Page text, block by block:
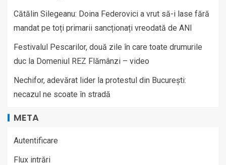
Cătălin Silegeanu: Doina Federovici a vrut să-i lase fără
mandat pe toți primarii sancționați vreodată de ANI
Festivalul Pescarilor, două zile în care toate drumurile
duc la Domeniul REZ Flămânzi – video
Nechifor, adevărat lider la protestul din București:
necazul ne scoate în stradă
META
Autentificare
Flux intrări